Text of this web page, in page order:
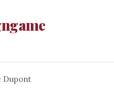
Dupont